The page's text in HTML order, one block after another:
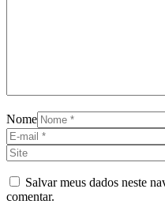
Nome
Salvar meus dados neste
comentar.